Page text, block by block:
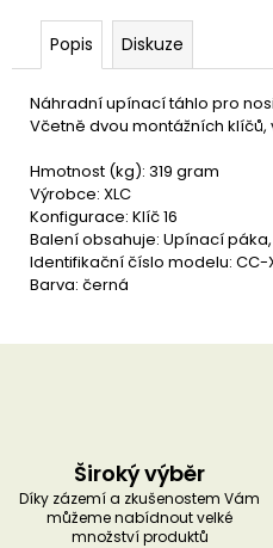
Popis Diskuze
Náhradní upínací táhlo pro
Včetně dvou montážních klíčů,
Hmotnost (kg): 319 gram
Výrobce: XLC
Konfigurace: Klíč 16
Balení obsahuje: Upínací
Identifikační číslo modelu: CC-
Barva: černá
Široký výběr
Díky zázemí a zkušenostem Vám
můžeme nabídnout velké
množství produktů
j
e
m